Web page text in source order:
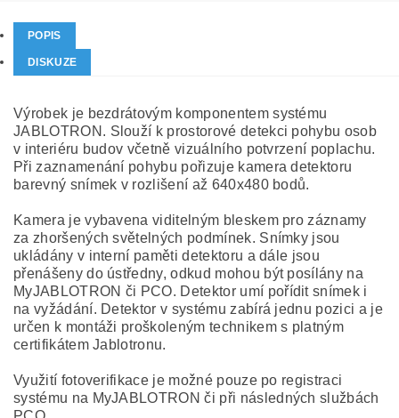
POPIS
DISKUZE
Výrobek je bezdrátovým komponentem systému
JABLOTRON. Slouží k prostorové detekci pohybu osob
v interiéru budov včetně vizuálního potvrzení poplachu.
Při zaznamenání pohybu pořizuje kamera detektoru
barevný snímek v rozlišení až 640x480 bodů.
Kamera je vybavena viditelným bleskem pro záznamy
za zhoršených světelných podmínek. Snímky jsou
ukládány v interní paměti detektoru a dále jsou
přenášeny do ústředny, odkud mohou být posílány na
MyJABLOTRON či PCO. Detektor umí pořídit snímek i
na vyžádání. Detektor v systému zabírá jednu pozici a je
určen k montáži proškoleným technikem s platným
certifikátem Jablotronu.
Využití fotoverifikace je možné pouze po registraci
systému na MyJABLOTRON či při následných službách